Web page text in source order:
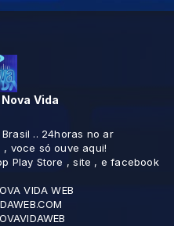
Vida
.. 24horas no ar
, voce só ouve aqui!
Play Store , site , e facebook
VIDA WEB